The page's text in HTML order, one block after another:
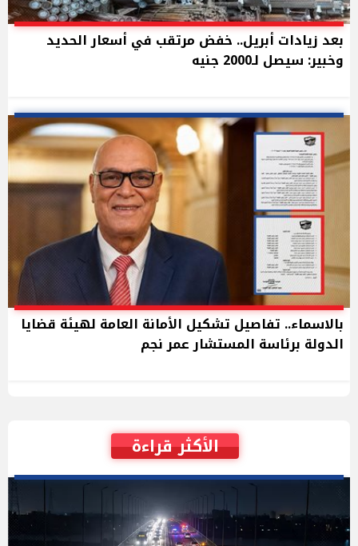
بعد زيادات أبريل.. خفض مرتقب في أسعار الحديد
وخبير: سيصل لـ2000 جنيه
بالاسماء.. تفاصيل تشكيل الأمانة العامة لهيئة قضايا
الدولة برئاسة المستشار عمر نجم
الأكثر قراءة